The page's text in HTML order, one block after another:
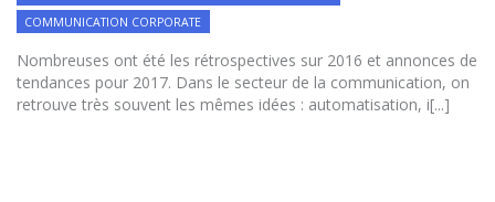
COMMUNICATION CORPORATE
Nombreuses ont été les rétrospectives sur 2016 et annonces de
tendances pour 2017. Dans le secteur de la communication, on
retrouve très souvent les mêmes idées : automatisation, i[...]